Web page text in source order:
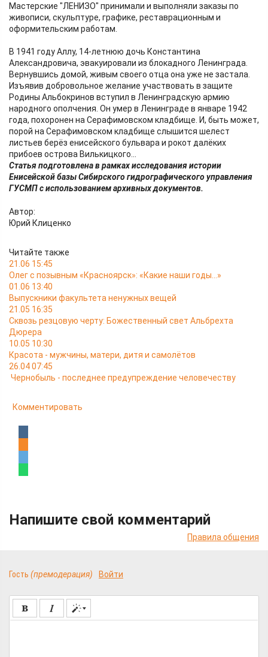
Мастерские "ЛЕНИЗО" принимали и выполняли заказы по
живописи, скульптуре, графике, реставрационным и
оформительским работам.
В 1941 году Аллу, 14-летнюю дочь Константина
Александровича, эвакуировали из блокадного Ленинграда.
Вернувшись домой, живым своего отца она уже не застала.
Изъявив добровольное желание участвовать в защите
Родины Альбокринов вступил в Ленинградскую армию
народного ополчения. Он умер в Ленинграде в январе 1942
года, похоронен на Серафимовском кладбище. И, быть может,
порой на Серафимовском кладбище слышится шелест
листьев берёз енисейского бульвара и рокот далёких
прибоев острова Вилькицкого...
Статья подготовлена в рамках исследования истории
Енисейской базы Сибирского гидрографического управления
ГУСМП с использованием архивных документов.
Автор:
Юрий Клиценко
Читайте также
21.06 15:45
Олег с позывным «Красноярск»: «Какие наши годы…»
01.06 13:40
Выпускники факультета ненужных вещей
21.05 16:35
Сквозь резцовую черту: Божественный свет Альбрехта
Дюрера
10.05 10:30
Красота - мужчины, матери, дитя и самолётов
26.04 07:45
Чернобыль - последнее предупреждение человечеству
Комментировать
Напишите свой комментарий
Правила общения
Гость (премодерация) Войти